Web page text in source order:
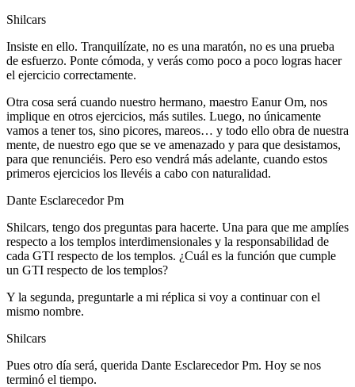
Shilcars
Insiste en ello. Tranquilízate, no es una maratón, no es una prueba
de esfuerzo. Ponte cómoda, y verás como poco a poco logras hacer
el ejercicio correctamente.
Otra cosa será cuando nuestro hermano, maestro Eanur Om, nos
implique en otros ejercicios, más sutiles. Luego, no únicamente
vamos a tener tos, sino picores, mareos… y todo ello obra de nuestra
mente, de nuestro ego que se ve amenazado y para que desistamos,
para que renunciéis. Pero eso vendrá más adelante, cuando estos
primeros ejercicios los llevéis a cabo con naturalidad.
Dante Esclarecedor Pm
Shilcars, tengo dos preguntas para hacerte. Una para que me amplíes
respecto a los templos interdimensionales y la responsabilidad de
cada GTI respecto de los templos. ¿Cuál es la función que cumple
un GTI respecto de los templos?
Y la segunda, preguntarle a mi réplica si voy a continuar con el
mismo nombre.
Shilcars
Pues otro día será, querida Dante Esclarecedor Pm. Hoy se nos
terminó el tiempo.